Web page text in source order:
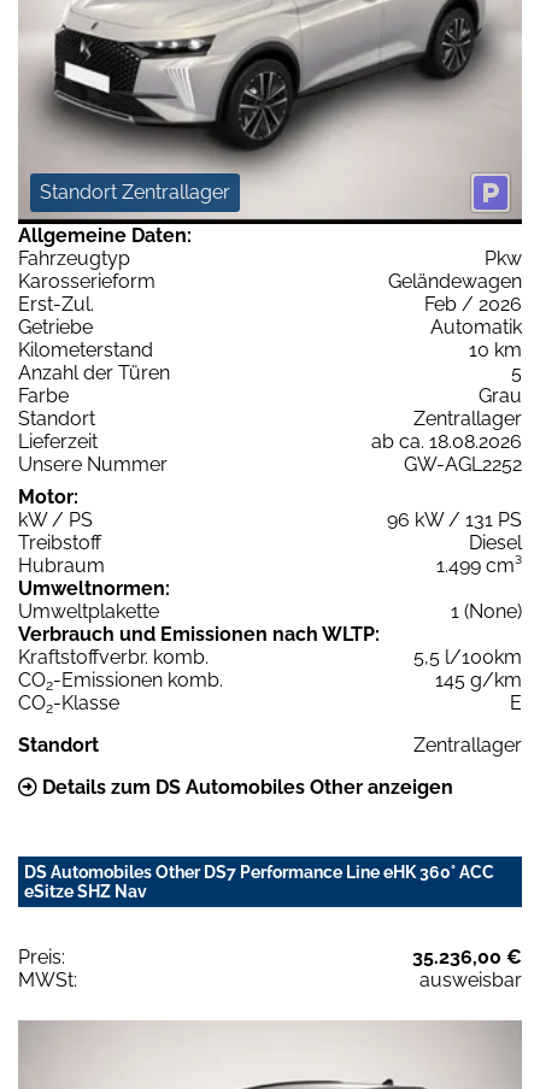
Standort Zentrallager
Allgemeine Daten:
Fahrzeugtyp
Pkw
Karosserieform
Geländewagen
Erst-Zul.
Feb / 2026
Getriebe
Automatik
Kilometerstand
10 km
Anzahl der Türen
5
Farbe
Grau
Standort
Zentrallager
Lieferzeit
ab ca. 18.08.2026
Unsere Nummer
GW-AGL2252
Motor:
kW / PS
96 kW / 131 PS
Treibstoff
Diesel
Hubraum
1.499 cm³
Umweltnormen:
Umweltplakette
1 (None)
Verbrauch und Emissionen nach WLTP:
Kraftstoffverbr. komb.
5,5 l/100km
CO2-Emissionen komb.
145 g/km
CO2-Klasse
E
Standort
Zentrallager
Details zum DS Automobiles Other anzeigen
DS Automobiles Other DS7 Performance Line eHK 360° ACC
eSitze SHZ Nav
Preis:
35.236,00 €
MWSt:
ausweisbar